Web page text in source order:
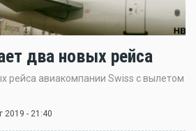
два новых рейса
рейса авиакомпании Swiss с вылетом
2019 - 21:40